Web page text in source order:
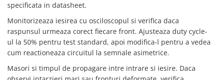
specificata in datasheet.
Monitorizeaza iesirea cu osciloscopul si verifica daca
raspunsul urmeaza corect fiecare front. Ajusteaza duty cycle-
ul la 50% pentru test standard, apoi modifica-l pentru a vedea
cum reactioneaza circuitul la semnale asimetrice.
Masori si timpul de propagare intre intrare si iesire. Daca